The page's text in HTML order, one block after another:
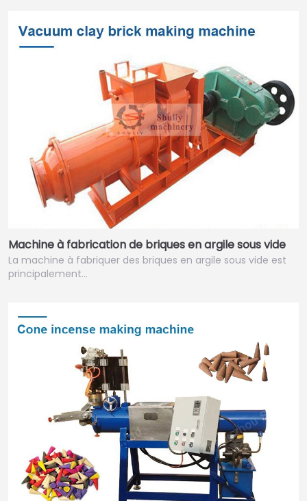
Machine à fabrication de briques en argile sous vide
La machine à fabriquer des briques en argile sous vide est
principalement…